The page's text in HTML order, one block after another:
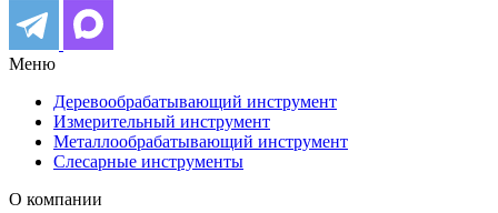
Меню
Деревообрабатывающий инструмент
Измерительный инструмент
Металлообрабатывающий инструмент
Слесарные инструменты
О компании